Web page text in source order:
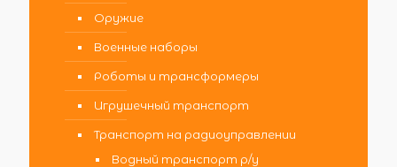
Оружие
Военные наборы
Роботы и трансформеры
Игрушечный транспорт
Транспорт на радиоуправлении
Водный транспорт р/у